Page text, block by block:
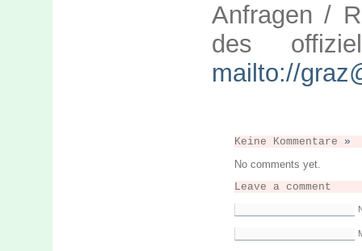
Anfragen /
des
mailto://
Keine Kommentare »
No comments yet.
Leave a comment